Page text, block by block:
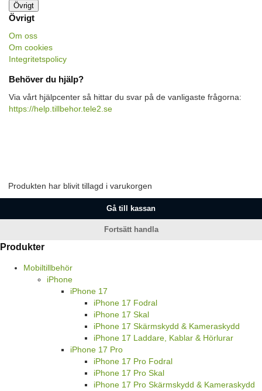
Övrigt
Övrigt
Om oss
Om cookies
Integritetspolicy
Behöver du hjälp?
Via vårt hjälpcenter så hittar du svar på de vanligaste frågorna:
https://help.tillbehor.tele2.se
Produkten har blivit tillagd i varukorgen
Gå till kassan
Fortsätt handla
Produkter
Mobiltillbehör
iPhone
iPhone 17
iPhone 17 Fodral
iPhone 17 Skal
iPhone 17 Skärmskydd & Kameraskydd
iPhone 17 Laddare, Kablar & Hörlurar
iPhone 17 Pro
iPhone 17 Pro Fodral
iPhone 17 Pro Skal
iPhone 17 Pro Skärmskydd & Kameraskydd